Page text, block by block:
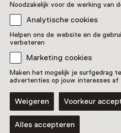
Noodzakelijk voor de werking van
Analytische cookies
Helpen ons de website en de
verbeteren
Marketing cookies
Maken het mogelijk je surfgedrag
advertenties op jouw interesses af
Weigeren Voorkeur
Alles accepteren
De gezusters
Pronkstuk
Blijf ontdekken